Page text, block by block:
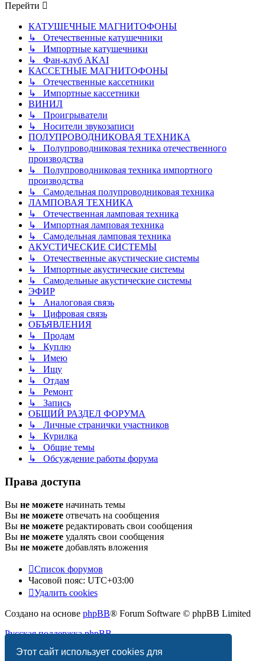
Этот сайт использует cookies для
Перейти
КАТУШЕЧНЫЕ МАГНИТОФОНЫ
↳ Отечественные катушечники
↳ Импортные катушечники
↳ Фан-клуб AKAI
КАССЕТНЫЕ МАГНИТОФОНЫ
↳ Отечественные кассетники
↳ Импортные кассетники
ВИНИЛ
↳ Проигрыватели
↳ Носители звукозаписи
ПОЛУПРОВОДНИКОВАЯ ТЕХНИКА
↳ Полупроводниковая техника отечественного
производства
↳ Полупроводниковая техника импортного
производства
↳ Самодельная полупроводниковая техника
ЛАМПОВАЯ ТЕХНИКА
↳ Отечественная ламповая техника
↳ Импортная ламповая техника
↳ Самодельная ламповая техника
АКУСТИЧЕСКИЕ СИСТЕМЫ
↳ Отечественные акустические системы
↳ Импортные акустические системы
↳ Самодельные акустические системы
ЭФИР
↳ Аналоговая связь
↳ Цифровая связь
ОБЪЯВЛЕНИЯ
↳ Продам
↳ Куплю
↳ Имею
↳ Ищу
↳ Отдам
↳ Ремонт
↳ Запись
ОБЩИЙ РАЗДЕЛ ФОРУМА
↳ Личные странички участников
↳ Курилка
↳ Общие темы
↳ Обсуждение работы форума
Права доступа
Вы не можете начинать темы
Вы не можете отвечать на сообщения
Вы не можете редактировать свои сообщения
Вы не можете удалять свои сообщения
Вы не можете добавлять вложения
Список форумов
Часовой пояс: UTC+03:00
Удалить cookies
Создано на основе phpBB® Forum Software © phpBB Limited
Русская поддержка phpBB
Конфиденциальность |Правила